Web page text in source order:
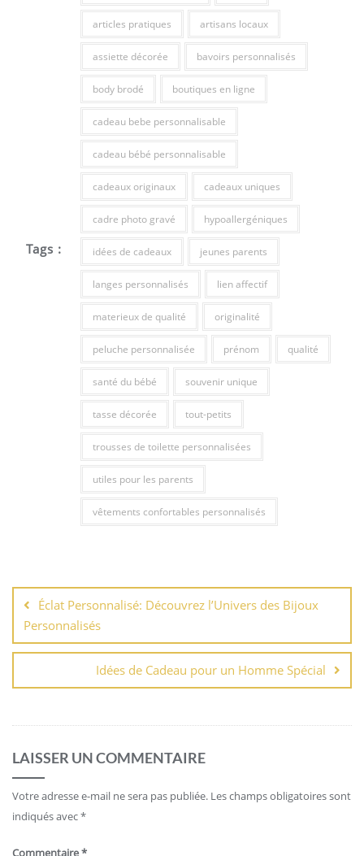
Tags :
articles pratiques artisans locaux
assiette décorée bavoirs personnalisés
body brodé boutiques en ligne
cadeau bebe personnalisable
cadeau bébé personnalisable
cadeaux originaux cadeaux uniques
cadre photo gravé hypoallergéniques
idées de cadeaux jeunes parents
langes personnalisés lien affectif
materieux de qualité originalité
peluche personnalisée prénom qualité
santé du bébé souvenir unique
tasse décorée tout-petits
trousses de toilette personnalisées
utiles pour les parents
vêtements confortables personnalisés
de
l’article
Éclat Personnalisé: Découvrez l’Univers des Bijoux
Personnalisés
Idées de Cadeau pour un Homme Spécial
LAISSER UN COMMENTAIRE
Votre adresse e-mail ne sera pas publiée. Les champs obligatoires sont
indiqués avec*
Commentaire*